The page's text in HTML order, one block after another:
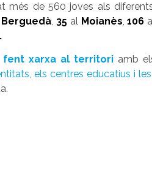
més de 560 joves als
Berguedà, 35 al Moianès,106
fent xarxa al territoriamb
els centres educatius i